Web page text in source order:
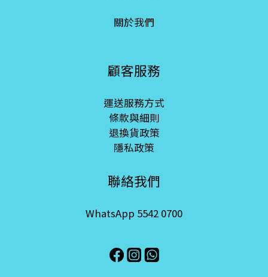
關於我們
顧客服務
運送服務方式
條款與細則
退換貨政策
隱私政策
聯絡我們
WhatsApp 5542 0700